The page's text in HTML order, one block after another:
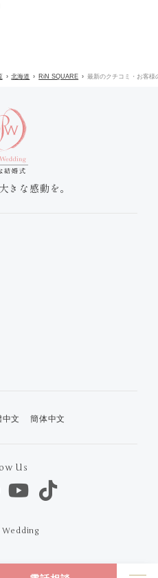
北海道 RiN SQUARE 最新のクチコミ・お客様
きな感動を。
中文 簡体中文
Us